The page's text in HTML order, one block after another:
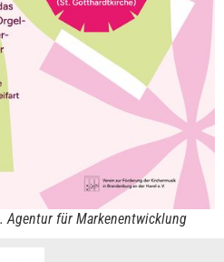
Agentur für Markenentwicklung